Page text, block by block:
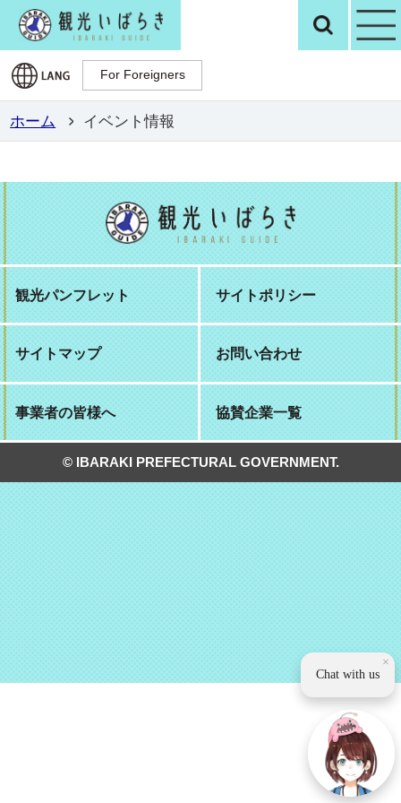
観光いばらき検
For Foreigners
For Foreigners
ホーム イベント情報
観光パンフレット サイトポリシー
サイトマップ お問い合わせ
事業者の皆様へ 協賛企業一覧
© IBARAKI PREFECTURAL GOVERNMENT.
×
Chat with us